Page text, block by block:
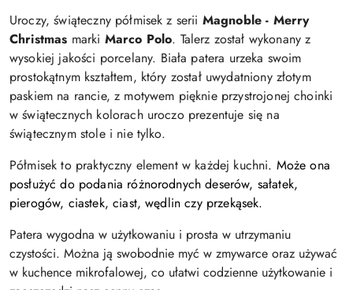
Uroczy, świąteczny półmisek z serii Magnoble - Merry
Christmas marki Marco Polo. Talerz został wykonany z
wysokiej jakości porcelany. Biała patera urzeka swoim
prostokątnym kształtem, który został uwydatniony złotym
paskiem na rancie,z motywem pięknie przystrojonej choinki
w świątecznych kolorach uroczo prezentuje się na
świątecznym stole i nie tylko.
Półmisek to praktyczny element w każdej kuchni. Może ona
posłużyć do podania różnorodnych deserów, sałatek,
pierogów, ciastek, ciast, wędlin czy przekąsek.
Patera wygodna w użytkowaniu i prosta w utrzymaniu
czystości. Można ją swobodnie myć w zmywarce oraz używać
w kuchence mikrofalowej, co ułatwi codzienne użytkowanie i